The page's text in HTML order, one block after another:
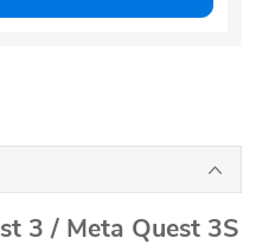
3 / Meta Quest 3S